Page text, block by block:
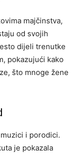
majčinstva,
od svojih
dijeli trenutke
pokazujući kako
što mnoge žene
i porodici.
je pokazala